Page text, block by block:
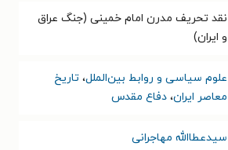
نقد تحریف مدرن امام خمینی (جنگ عراق
و ایران)
علوم سیاسی و روابط بین‌الملل، تاریخ
معاصر ایران، دفاع مقدس
سیدعطاالله مهاجرانی